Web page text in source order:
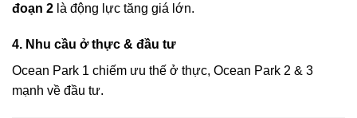
đoạn 2 là động lực tăng giá lớn.
4. Nhu cầu ở thực & đầu tư
Ocean Park 1 chiếm ưu thế ở thực, Ocean Park 2 & 3
mạnh về đầu tư.